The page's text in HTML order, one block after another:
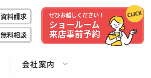
資料請求
無料相談
ぜひお越しください！
ショールーム
来店事前予約
会社案内